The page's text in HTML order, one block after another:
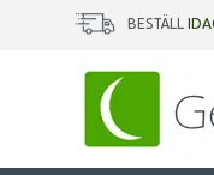
BESTÄLL